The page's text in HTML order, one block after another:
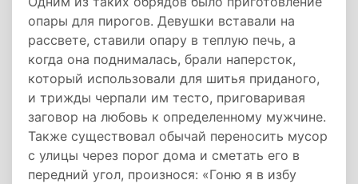
опары для пирогов. Девушки вставали на
рассвете, ставили опару в теплую печь, а
когда она поднималась, брали наперсток,
который использовали для шитья приданого,
и трижды черпали им тесто, приговаривая
заговор на любовь к определенному мужчине.
Также существовал обычай переносить мусор
с улицы через порог дома и сметать его в
передний угол, произнося: «Гоню я в избу